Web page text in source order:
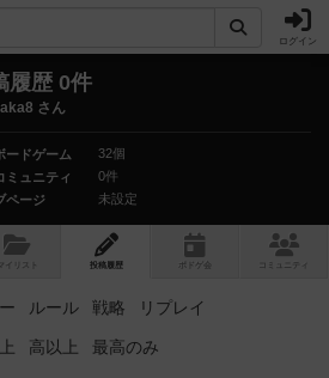
ログイン
履歴 0件
さん
ードゲーム
32個
ミュニティ
0件
ページ
未設定
マイリスト 投稿履歴 ボ ドゲ コミュニティ
ルール 戦略 リプレイ
高以上 最高のみ